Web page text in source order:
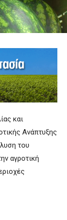
και
Ανάπτυξης
του
αγροτική